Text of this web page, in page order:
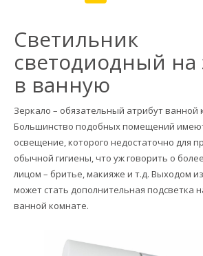
Светильник
светодиодный на
в ванную
Зеркало – обязательный атрибут ванной
Большинство подобных помещений
освещение, которого недостаточно для
обычной гигиены, что уж говорить о
лицом – бритье, макияже и т.д. Выходом
может стать дополнительная подсветка
ванной комнате.